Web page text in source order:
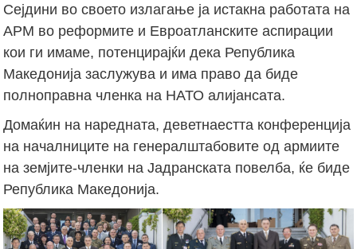
Сејдини во своето излагање ја истакна работата на
АРМ во реформите и Евроатланските аспирации
кои ги имаме, потенцирајќи дека Република
Македонија заслужува и има право да биде
полноправна членка на НАТО алијансата.
Домаќин на наредната, деветнаестта конференција
на началниците на генералштабовите од армиите
на земјите-членки на Јадранската повелба, ќе биде
Република Македонија.